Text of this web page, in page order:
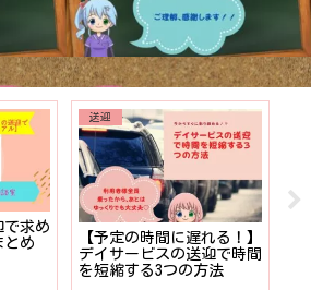
で求め
とめ
送迎
【予定の時間に遅れる！】
デイサービスの送迎で時間
を短縮する3つの方法